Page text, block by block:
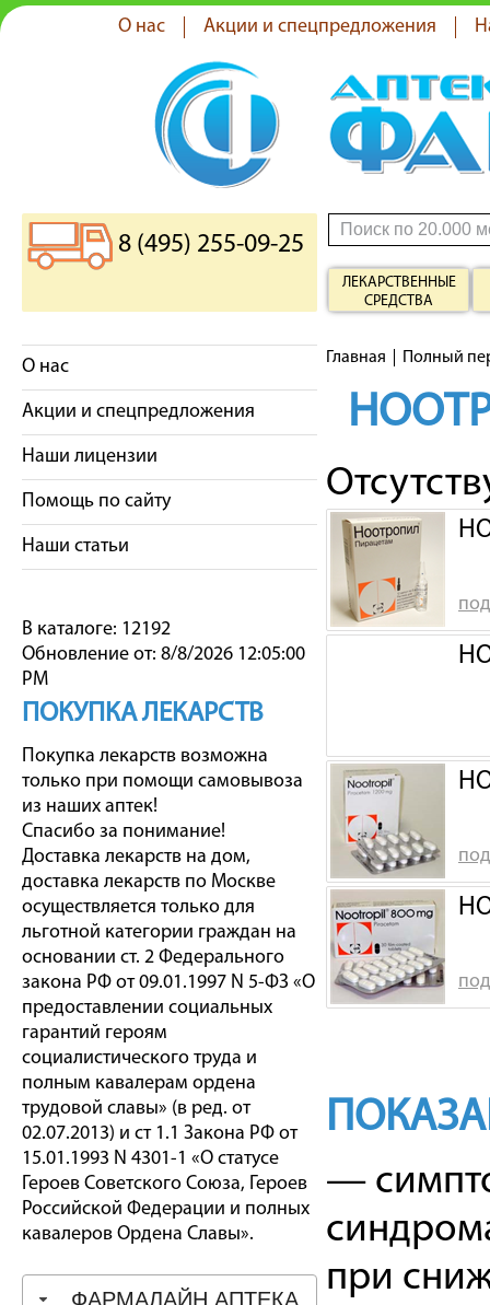
О нас Акции и спецпредложения
8 (495) 255-09-25
ЛЕКАРСТВЕННЫЕ
СРЕДСТВА
О нас
Акции и спецпредложения
Наши лицензии
Помощь по сайту
Наши статьи
В каталоге: 12192
Обновление от: 8/8/2026 12:05:00
PM
ПОКУПКА ЛЕКАРСТВ
Покупка лекарств возможна
только при помощи самовывоза
из наших аптек!
Спасибо за понимание!
Доставка лекарств на дом,
доставка лекарств по Москве
осуществляется только для
льготной категории граждан на
основании ст. 2 Федерального
закона РФ от 09.01.1997 N 5-ФЗ «О
предоставлении социальных
гарантий героям
социалистического труда и
полным кавалерам ордена
трудовой славы» (в ред. от
02.07.2013) и ст 1.1 Закона РФ от
15.01.1993 N 4301-1 «О статусе
Героев Советского Союза, Героев
Российской Федерации и полных
кавалеров Ордена Славы».
ФАРМАЛАЙН АПТЕКА
Главная Полный
—
при